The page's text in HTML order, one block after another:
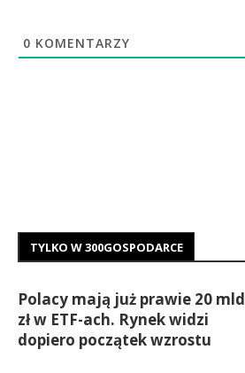
0 KOMENTARZY
TYLKO W 300GOSPODARCE
Polacy mają już prawie 20 mld
zł w ETF-ach. Rynek widzi
dopiero początek wzrostu